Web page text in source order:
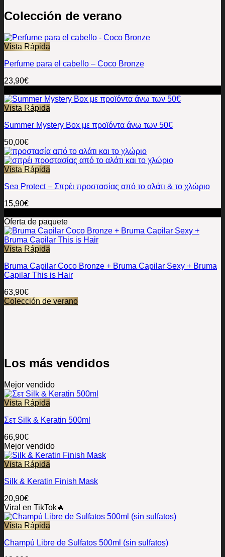
Colección de verano
Vista Rápida
Perfume para el cabello – Coco Bronze
23,90€
Vista Rápida
Summer Mystery Box με προϊόντα άνω των 50€
50,00€
Vista Rápida
Sea Protect – Σπρέι προστασίας από το αλάτι & το χλώριο
15,90€
Oferta de paquete
Vista Rápida
Bruma Capilar Coco Bronze + Bruma Capilar Sexy + Bruma
Capilar This is Hair
63,90€
Colección de verano
Los más vendidos
Mejor vendido
Vista Rápida
Σετ Silk & Keratin 500ml
66,90€
Mejor vendido
Vista Rápida
Silk & Keratin Finish Mask
20,90€
Viral en TikTok🔥
Vista Rápida
Champú Libre de Sulfatos 500ml (sin sulfatos)